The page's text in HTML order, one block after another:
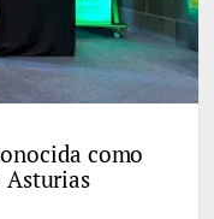
como
Asturias